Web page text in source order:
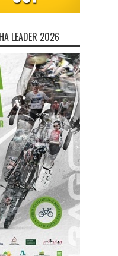
LEADER 2026